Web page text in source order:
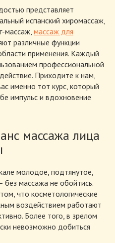
представляет
испанский хиромассаж,
массаж массаж для
различные функции
применения. Каждый
профессиональной
Приходите к нам,
именно тот курс, который
импульс и вдохновение
массажа лица
молодое, подтянутое,
без массажа не обойтись.
что косметологические
воздействием работают
Более того, в зрелом
невозможно добиться